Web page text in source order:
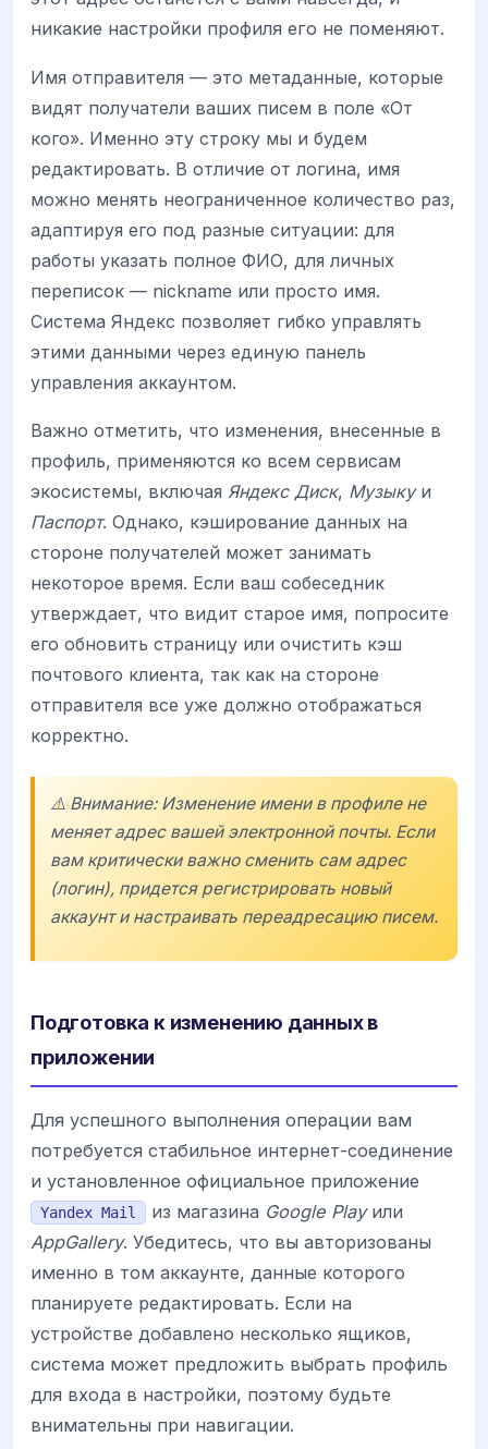
никакие настройки профиля его не поменяют.
Имя отправителя — это метаданные, которые
видят получатели ваших писем в поле «От
кого». Именно эту строку мы и будем
редактировать. В отличие от логина, имя
можно менять неограниченное количество раз,
адаптируя его под разные ситуации: для
работы указать полное ФИО, для личных
переписок — nickname или просто имя.
Система Яндекс позволяет гибко управлять
этими данными через единую панель
управления аккаунтом.
Важно отметить, что изменения, внесенные в
профиль, применяются ко всем сервисам
экосистемы, включая Яндекс Диск, Музыкуи
Паспорт. Однако, кэширование данных на
стороне получателей может занимать
некоторое время. Если ваш собеседник
утверждает, что видит старое имя, попросите
его обновить страницу или очистить кэш
почтового клиента, так как на стороне
отправителя все уже должно отображаться
корректно.
⚠️ Внимание: Изменение имени в профиле не
меняет адрес вашей электронной почты. Если
вам критически важно сменить сам адрес
(логин), придется регистрировать новый
аккаунт и настраивать переадресацию писем.
Подготовка к изменению данных в
приложении
Для успешного выполнения операции вам
потребуется стабильное интернет-соединение
и установленное официальное приложение
Yandex Mail из магазина Google Playили
AppGallery. Убедитесь, что вы авторизованы
именно в том аккаунте, данные которого
планируете редактировать. Если на
устройстве добавлено несколько ящиков,
система может предложить выбрать профиль
для входа в настройки, поэтому будьте
внимательны при навигации.